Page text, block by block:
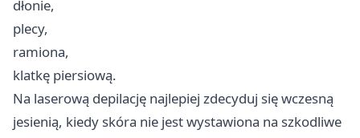
dłonie,
plecy,
ramiona,
klatkę piersiową.
Na laserową depilację najlepiej zdecyduj się wczesną
jesienią, kiedy skóra nie jest wystawiona na szkodliwe